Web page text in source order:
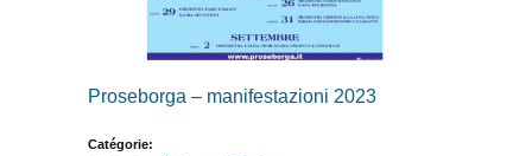
Proseborga – manifestazioni 2023
Catégorie: